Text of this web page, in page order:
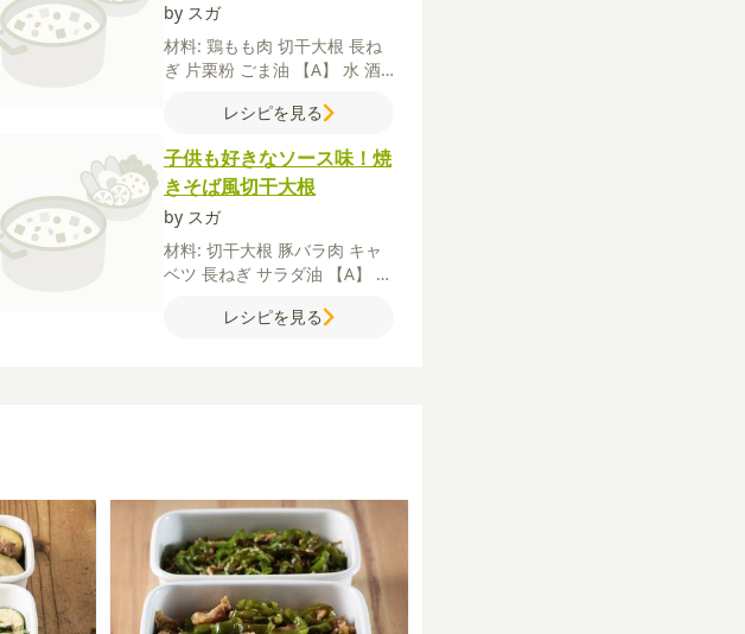
by スガ
材料: 鶏もも肉 切干大根 長ね
ぎ 片栗粉 ごま油 【A】 水 酒
鶏ガラスープの素
レシピを見る
子供も好きなソース味！焼
きそば風切干大根
by スガ
材料: 切干大根 豚バラ肉 キャ
ベツ 長ねぎ サラダ油 【A】 水
こしょう
レシピを見る